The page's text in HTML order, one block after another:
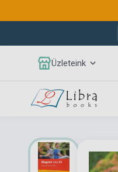
Üzleteink